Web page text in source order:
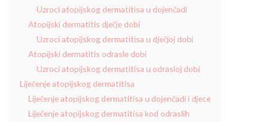
Uzroci atopijskog dermatitisa u dojenčadi
Atopijski dermatitis dječje dobi
Uzroci atopijskog dermatitisa u dječjoj dobi
Atopijski dermatitis odrasle dobi
Uzroci atopijskog dermatitisa u odrasloj dobi
Liječenje atopijskog dermatitisa
Liječenje atopijskog dermatitisa u dojenčadi i djece
Liječenje atopijskog dermatitisa kod odraslih